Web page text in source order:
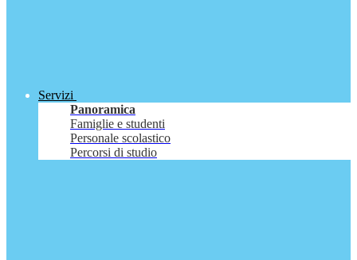
Servizi
Panoramica
Famiglie e studenti
Personale scolastico
Percorsi di studio